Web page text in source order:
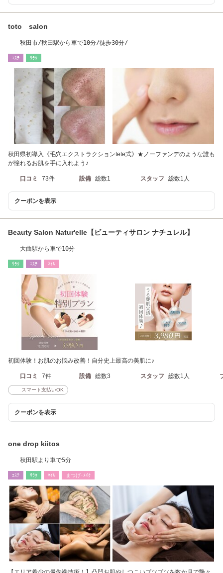
toto salon
秋田市/秋田駅から車で10分/徒歩30分/
ｴｽﾃ ﾘﾗｸ
秋田県初導入《毛穴エクストラクションtete式》★ノーファンデのような誰も
が憧れるお肌を手に入れよう♪
口コミ 73件 設備 総数1 スタッフ 総数1人
クーポンを表示
Beauty Salon Natur'elle【ビューティサロン ナチュレル】
大曲駅から車で10分
ﾘﾗｸ ｴｽﾃ ﾈｲﾙ
初回体験！お肌のお悩み改善！自分史上最高の美肌に♪
口コミ 7件 設備 総数3 スタッフ 総数1人
スマート支払いOK
クーポンを表示
one drop kiitos
秋田駅より車で5分
ｴｽﾃ ﾘﾗｸ ﾈｲﾙ まつげ･ﾒｲｸ